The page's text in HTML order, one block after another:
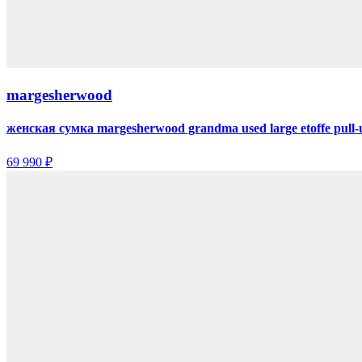
margesherwood
женская сумка margesherwood grandma used large etoffe pull-
69 990 ₽